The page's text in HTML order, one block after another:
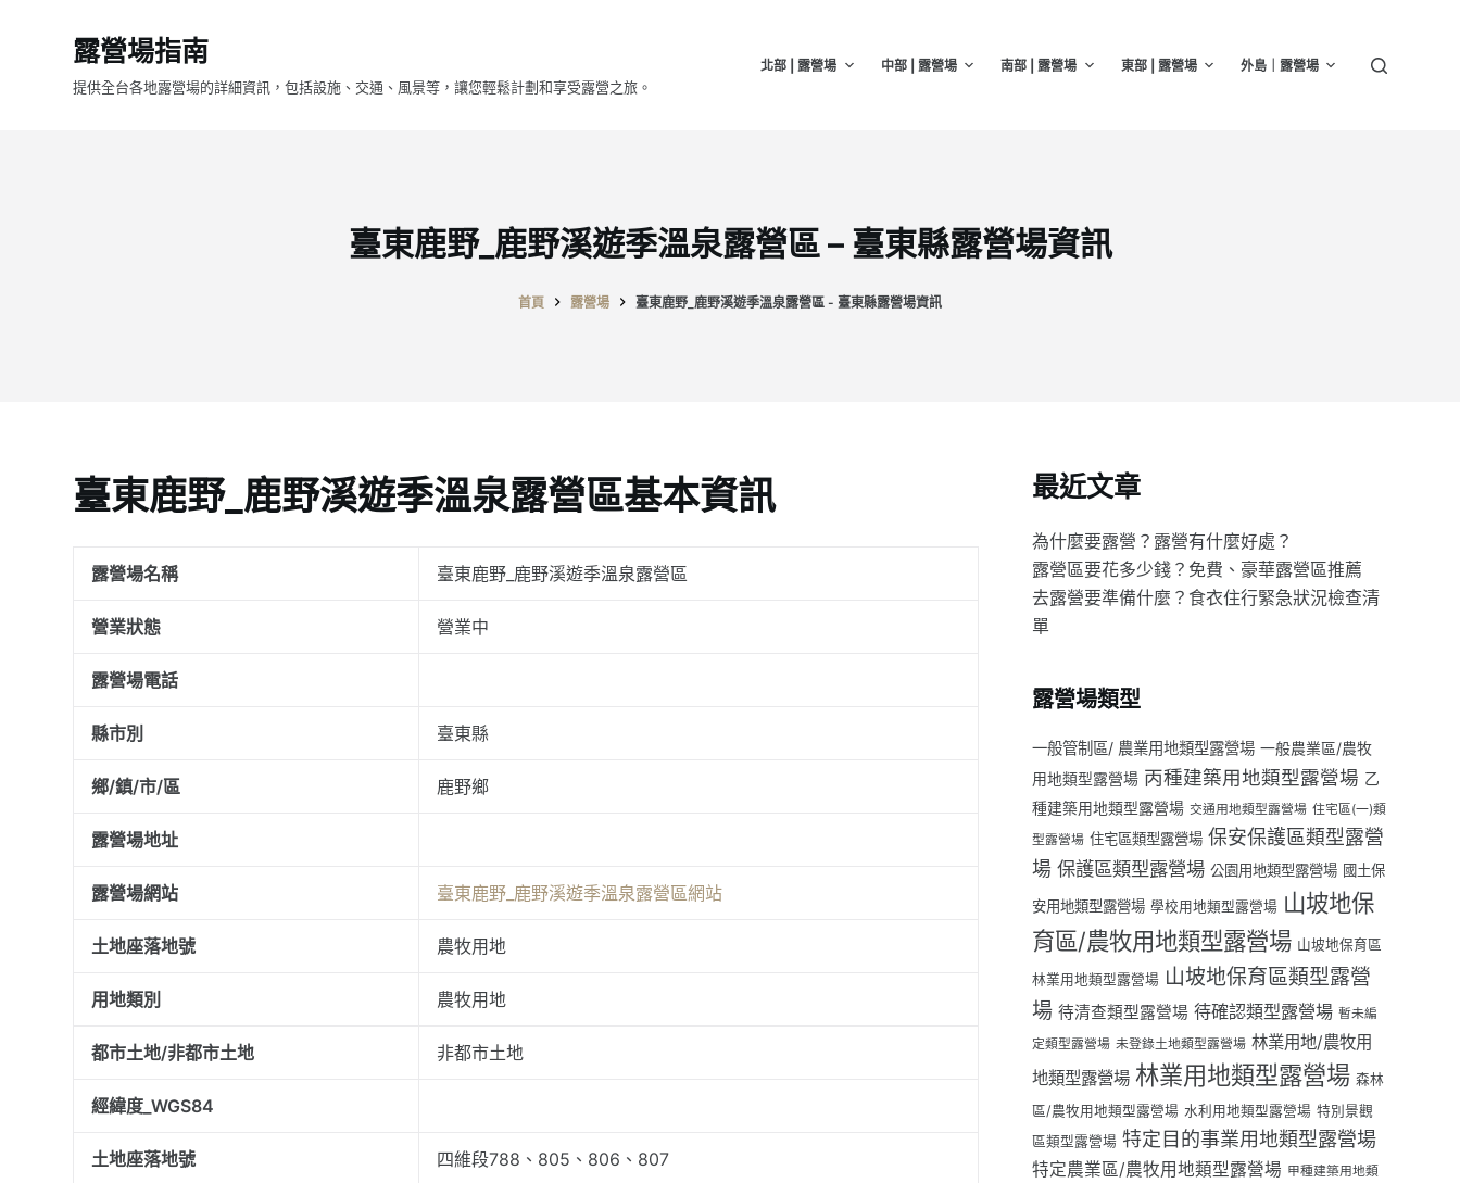
露營場指南
提供全台各地露營場的詳細資訊，包括設施、交通、風景等，讓您輕鬆計劃和享受露營之旅。
北部 | 露營場 中部 | 露營場 南部 | 露營場 東部 | 露營場 外島｜露營場
臺東鹿野_鹿野溪遊季溫泉露營區 – 臺東縣露營場資訊
首頁 露營場 臺東鹿野_鹿野溪遊季溫泉露營區 - 臺東縣露營場資訊
臺東鹿野_鹿野溪遊季溫泉露營區基本資訊
露營場名稱 臺東鹿野_鹿野溪遊季溫泉露營區
營業狀態 營業中
露營場電話
縣市別 臺東縣
鄉/鎮/市/區 鹿野鄉
露營場地址
露營場網站 臺東鹿野_鹿野溪遊季溫泉露營區網站
土地座落地號 農牧用地
用地類別 農牧用地
都市土地/非都市土地 非都市土地
經緯度_WGS84
土地座落地號 四維段788、805、806、807
最近文章
為什麼要露營？露營有什麼好處？
露營區要花多少錢？免費、豪華露營區推薦
去露營要準備什麼？食衣住行緊急狀況檢查清
單
露營場類型
一般管制區/ 農業用地類型露營場 一般農業區/農牧
用地類型露營場 丙種建築用地類型露營場 乙
種建築用地類型露營場 交通用地類型露營場 住宅區(一)類
型露營場 住宅區類型露營場 保安保護區類型露營
場 保護區類型露營場 公園用地類型露營場 國土保
安用地類型露營場 學校用地類型露營場 山坡地保
育區/農牧用地類型露營場 山坡地保育區
林業用地類型露營場 山坡地保育區類型露營
場 待清查類型露營場 待確認類型露營場 暫未編
定類型露營場 未登錄土地類型露營場 林業用地/農牧用
地類型露營場 林業用地類型露營場 森林
區/農牧用地類型露營場 水利用地類型露營場 特別景觀
區類型露營場 特定目的事業用地類型露營場
特定農業區/農牧用地類型露營場 甲種建築用地類